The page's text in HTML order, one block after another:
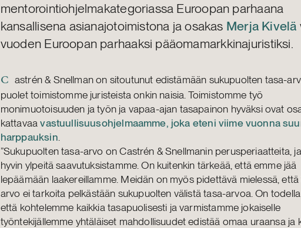
mentorointiohjelmakategoriassa Euroopan parhaana
kansallisena asianajotoimistona ja osakas Merja Kivelä
vuoden Euroopan parhaaksi pääomamarkkinajuristiksi.
C
astrén & Snellman on sitoutunut edistämään sukupuolten tasa-
puolet toimistomme juristeista onkin naisia. Toimistomme työ
monimuotoisuuden ja työn ja vapaa-ajan tasapainon hyväksi ovat
kattavaavastuullisuusohjelmaamme, joka eteni viime vuonna
harppauksin
”Sukupuolten tasa-arvo on Castrén & Snellmanin perusperiaatteita,
hyvin ylpeitä saavutuksistamme. On kuitenkin tärkeää, että emme jää
lepäämään laakereillamme. Meidän on myös pidettävä mielessä,
arvo ei tarkoita pelkästään sukupuolten välistä tasa-arvoa. On todella
että kohtelemme kaikkia tasapuolisesti ja varmistamme jokaiselle
työntekijällemme yhtäläiset mahdollisuudet edistää omaa uraansa ja